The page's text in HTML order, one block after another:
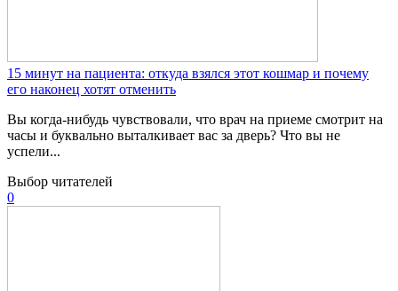
15 минут на пациента: откуда взялся этот кошмар и почему
его наконец хотят отменить
Вы когда-нибудь чувствовали, что врач на приеме смотрит на
часы и буквально выталкивает вас за дверь? Что вы не
успели...
Выбор читателей
0